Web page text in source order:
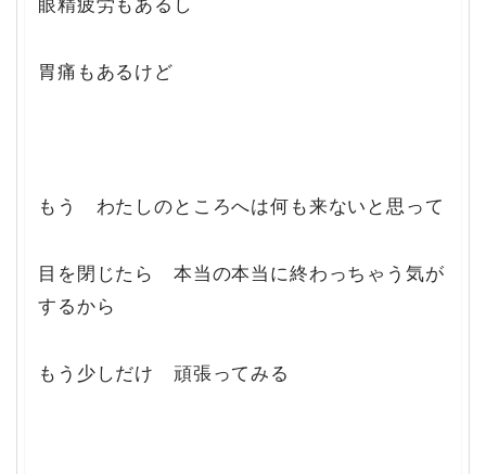
眼精疲労もあるし
胃痛もあるけど
もう わたしのところへは何も来ないと思って
目を閉じたら 本当の本当に終わっちゃう気が
するから
もう少しだけ 頑張ってみる